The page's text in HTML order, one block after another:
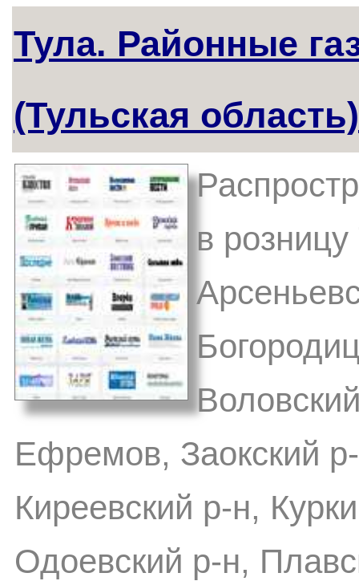
Тула. Районные
(Тульская область)
в
Ефремов, Заокский
Киреевский р-н,
Одоевский р-н,